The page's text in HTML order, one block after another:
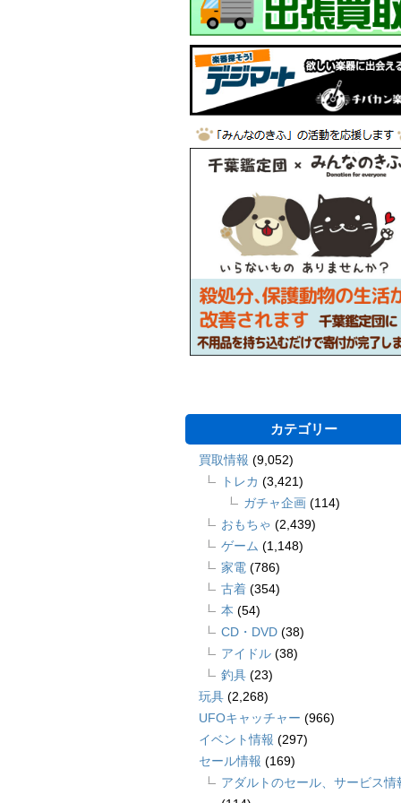
カテゴリー
買取情報 (9,052)
トレカ (3,421)
ガチャ企画 (114)
おもちゃ (2,439)
ゲーム (1,148)
家電 (786)
古着 (354)
本 (54)
CD・DVD (38)
アイドル (38)
釣具 (23)
玩具 (2,268)
UFOキャッチャー (966)
イベント情報 (297)
セール情報 (169)
アダルトのセール、サービス情